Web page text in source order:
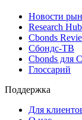
Поиск ETF &
Новости и
Новости
Research Hub
Сбондс-ТВ
Глоссарий